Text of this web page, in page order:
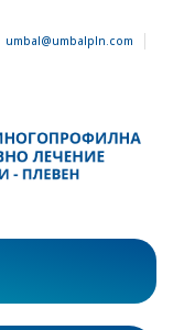
umbal@umbalpln.com